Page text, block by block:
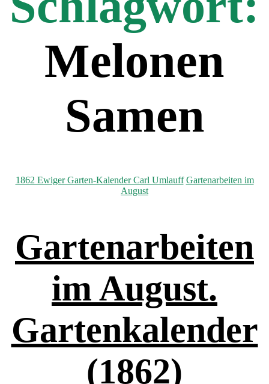
Melonen
Samen
Kategorien
1862 Ewiger Garten-Kalender Carl Umlauff Gartenarbeiten im
August
Gartenarbeiten
im August.
Gartenkalender
(1862)